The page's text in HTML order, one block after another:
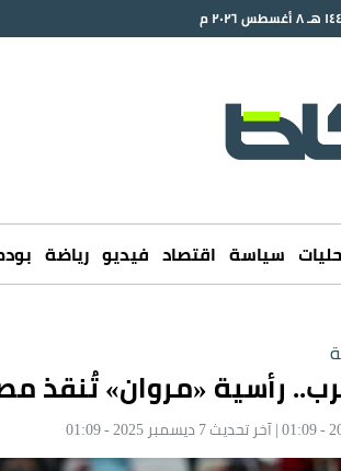
سياسة اقتصاد فيديو رياضة
رأسية «مروان» تُنقذ